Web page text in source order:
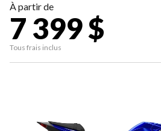
À partir de
7 399 $
Tous frais inclus